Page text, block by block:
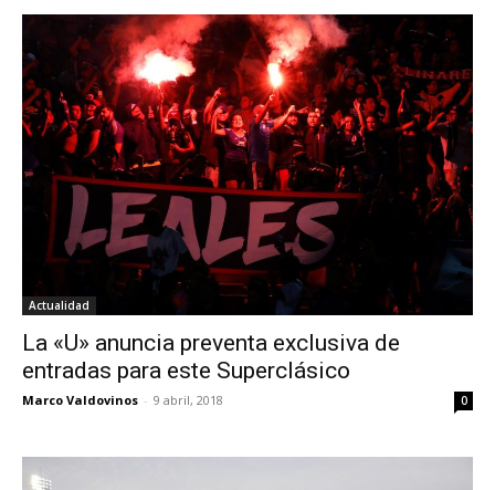
Actualidad
La «U» anuncia preventa exclusiva de
entradas para este Superclásico
Marco Valdovinos - 9 abril, 2018 0